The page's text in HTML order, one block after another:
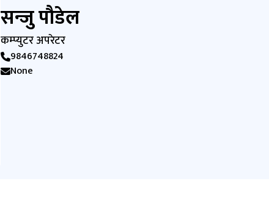
सन्जु पौडेल
कम्प्युटर अपरेटर
9846748824
None